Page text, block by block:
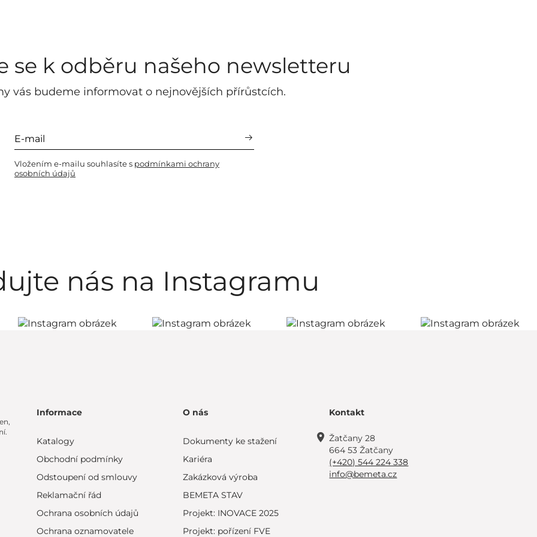
se k odběru našeho newsletteru
vás budeme informovat o nejnovějších přírůstcích.
Vložením e-mailu souhlasíte s podmínkami ochrany
osobních údajů
nás na Instagramu
Informace
Katalogy
Obchodní podmínky
Odstoupení od smlouvy
Reklamační řád
Ochrana osobních údajů
Ochrana oznamovatele
O nás
Dokumenty ke stažení
Kariéra
Zakázková výroba
BEMETA STAV
Projekt: INOVACE 2025
Projekt: pořízení FVE
Kontakt
Žatčany 28
664 53 Žatčany
(+420) 544 224 338
info@bemeta.cz